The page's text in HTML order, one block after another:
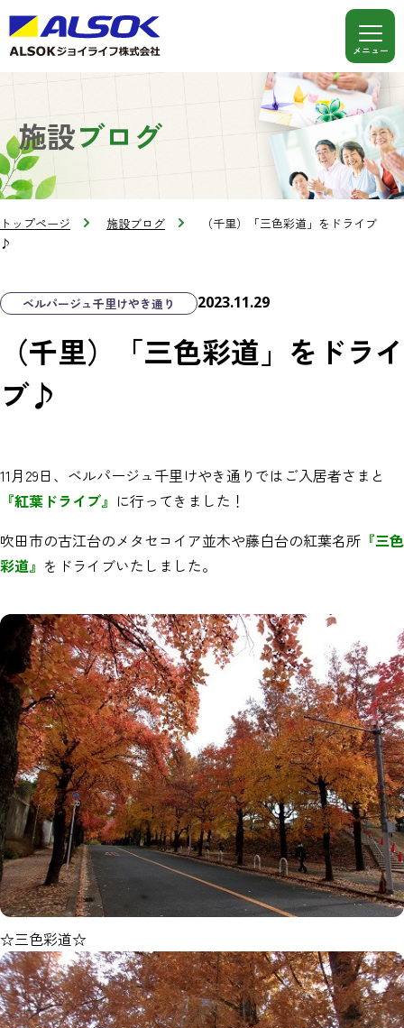
施設ブログ
トップページ 施設ブログ
（千里）「三色彩道」をドライブ
♪
ベルパージュ千里けやき通り 2023.11.29
（千里）「三色彩道」をドライ
ブ♪
11月29日、ベルパージュ千里けやき通りではご入居者さまと
『紅葉ドライブ』 に行ってきました！
吹田市の古江台のメタセコイア並木や藤白台の紅葉名所 『三色
彩道』 をドライブいたしました。
☆三色彩道☆